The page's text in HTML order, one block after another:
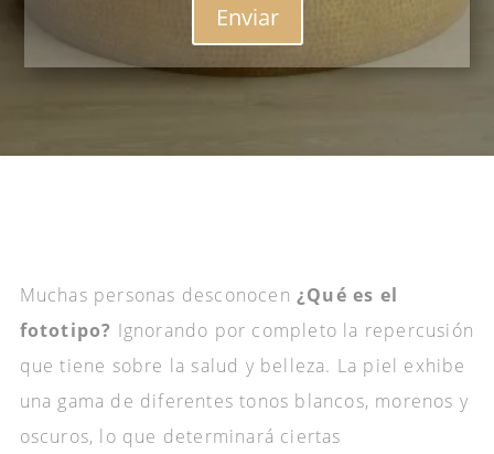
Enviar
Muchas personas desconocen¿Qué es el
fototipo? Ignorando por completo la repercusión
que tiene sobre la salud y belleza. La piel exhibe
una gama de diferentes tonos blancos, morenos y
oscuros, lo que determinará ciertas